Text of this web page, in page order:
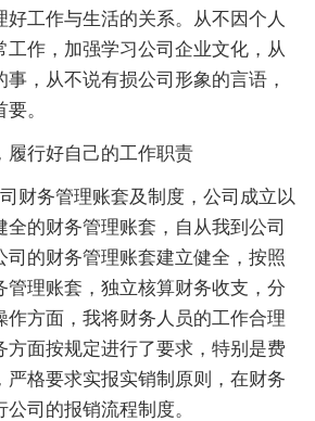
好工作与生活的关系。从不因个人
工作，加强学习公司企业文化，从
，从不说有损公司形象的言语，
。
履行好自己的工作职责
财务管理账套及制度，公司成立以
全的财务管理账套，自从我到公司
司的财务管理账套建立健全，按照
管理账套，独立核算财务收支，分
作方面，我将财务人员的工作合理
方面按规定进行了要求，特别是费
严格要求实报实销制原则，在财务
司的报销流程制度。